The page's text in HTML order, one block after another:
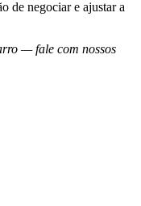
de negociar e ajustar a
— fale com nossos